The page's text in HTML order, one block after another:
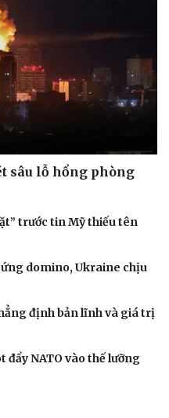
sâu lỗ hổng phòng
trước tin Mỹ thiếu tên
domino, Ukraine chịu
định bản lĩnh và giá trị
NATO vào thế lưỡng